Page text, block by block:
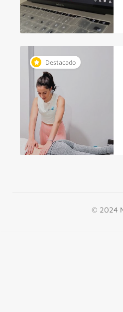
Destacado
© 2024